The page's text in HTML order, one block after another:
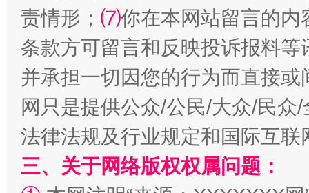
阿坝州三大球赛在茂县开幕
责情形； ⑺你在本网站留言的内
条款方可留言和反映投诉报料
并承担一切因您的行为而直接
网只是提供公众/公民/大众/民
法律法规及行业规定和国际互
三、关于网络版权权属问题：